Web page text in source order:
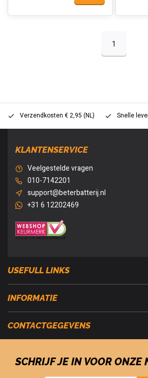
1
Verzendkosten € 2,95 (NL) Snelle
KLANTENSERVICE
Veelgestelde vragen
010-7142201
support@beterbatterij.nl
+31 6 12202469
USEFULL LINKS
INFORMATIE
CONTACTGEGEVENS
SCHRIJF JE IN VOOR ONZE